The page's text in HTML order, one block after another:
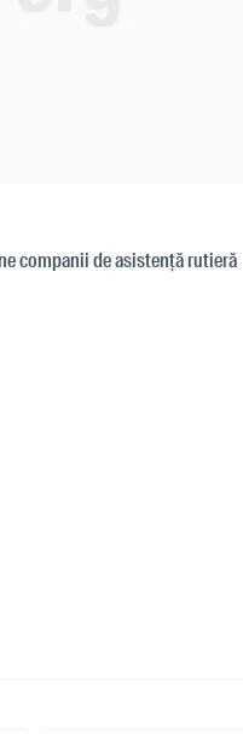
companii de asistență rutieră